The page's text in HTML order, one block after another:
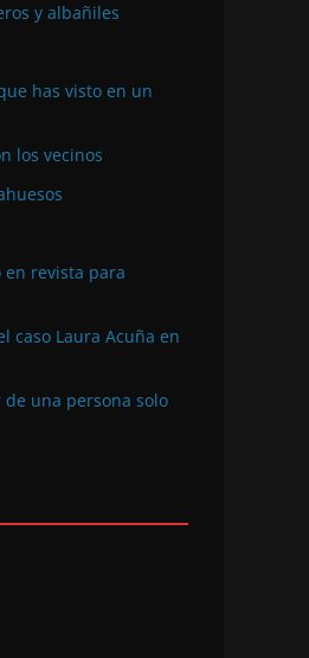
y albañiles
has visto en un
los vecinos
revista para
caso Laura Acuña en
una persona solo